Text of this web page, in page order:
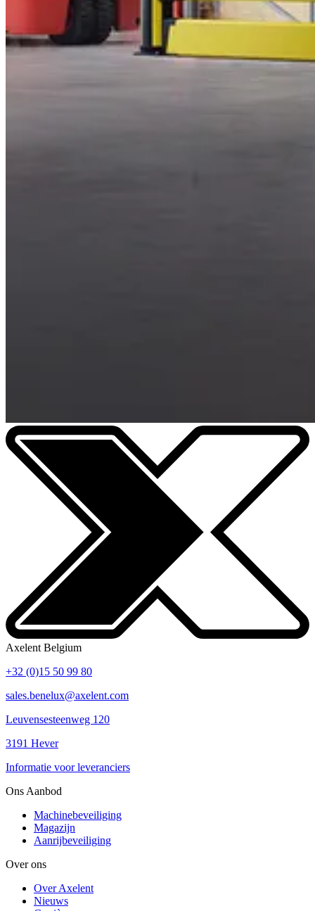
Axelent Belgium
+32 (0)15 50 99 80
sales.benelux@axelent.com
Leuvensesteenweg 120
3191 Hever
Informatie voor leveranciers
Ons Aanbod
Machinebeveiliging
Magazijn
Aanrijbeveiliging
Over ons
Over Axelent
Nieuws